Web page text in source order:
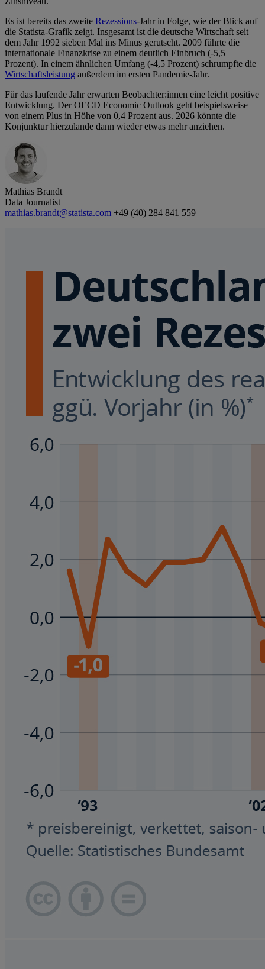
Es ist bereits das zweite Rezessions-Jahr in Folge, wie der Blick auf
die Statista-Grafik zeigt. Insgesamt ist die deutsche Wirtschaft seit
dem Jahr 1992 sieben Mal ins Minus gerutscht. 2009 führte die
internationale Finanzkrise zu einem deutlich Einbruch (-5,5
Prozent). In einem ähnlichen Umfang (-4,5 Prozent) schrumpfte die
Wirtschaftsleistung außerdem im ersten Pandemie-Jahr.
Für das laufende Jahr erwarten Beobachter:innen eine leicht positive
Entwicklung. Der OECD Economic Outlook geht beispielsweise
von einem Plus in Höhe von 0,4 Prozent aus. 2026 könnte die
Konjunktur hierzulande dann wieder etwas mehr anziehen.
Mathias Brandt
Data Journalist
mathias.brandt@statista.com +49 (40) 284 841 559